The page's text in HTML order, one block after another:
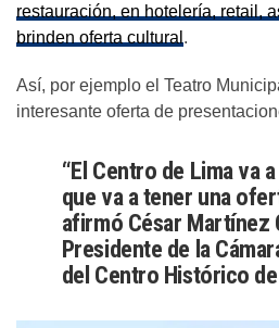
restauración, en hotelería, retail,
brinden oferta cultural .
Así, por ejemplo el Teatro
interesante oferta de
“El Centro de Lima va
que va a tener una
afirmó César Martínez
Presidente de la
del Centro Histórico